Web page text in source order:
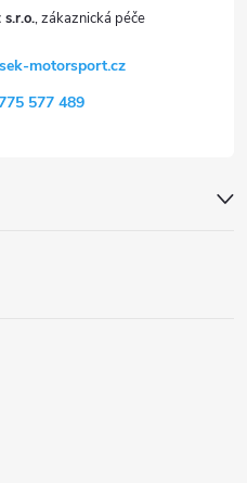
motorsport.cz
577 489